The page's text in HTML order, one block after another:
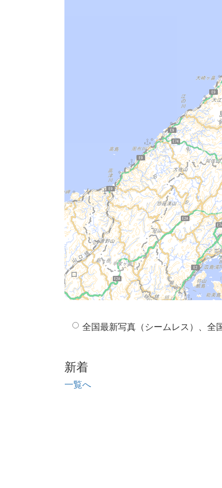
全国最新写真（シームレス）、全
新着
一覧へ